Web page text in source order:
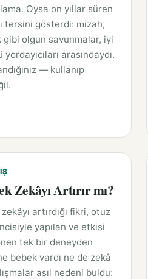
Oysa on yıllar süren
tersini gösterdi: mizah,
olgun savunmalar, iyi
arasındaydı.
— kullanıp
Zekâyı Artırır mı?
artırdığı fikri, otuz
yapılan ve etkisi
tek bir deneyden
bebek vardı ne de zekâ
asıl nedeni buldu: